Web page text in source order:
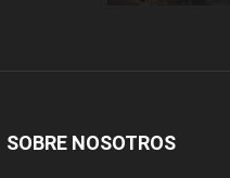
SOBRE NOSOTROS